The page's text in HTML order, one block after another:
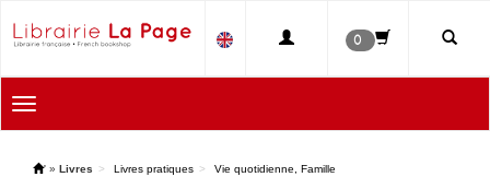
0
Toggle
navigation
' » Livres Livres pratiques
Vie quotidienne, Famille